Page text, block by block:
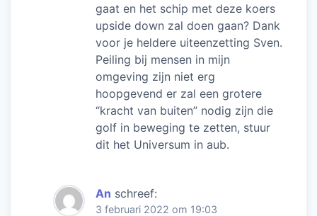
gaat en het schip met deze koers
upside down zal doen gaan? Dank
voor je heldere uiteenzetting Sven.
Peiling bij mensen in mijn
omgeving zijn niet erg
hoopgevend er zal een grotere
“kracht van buiten” nodig zijn die
golf in beweging te zetten, stuur
dit het Universum in aub.
An schreef:
3 februari 2022 om 19:03